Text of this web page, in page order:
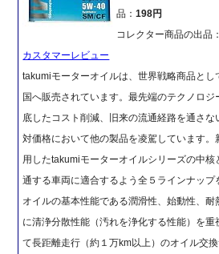
品：198円
コレクター商品の出品
カスタマーレビュー
takumiモーターオイルは、世界戦略商品とし
国へ販売されています。最先端のテクノロ
底したコスト削減、旧来の流通経路を通さ
対価格において他の製品を凌駕しています
用したtakumiモーターオイルシリーズの中
通する車両に適合するよう全５ラインナップ
オイルの基本性能である潤滑性、始動性、
に清浄分散性能（汚れを浄化する性能）を
て長距離走行（約１万km以上）のオイル交